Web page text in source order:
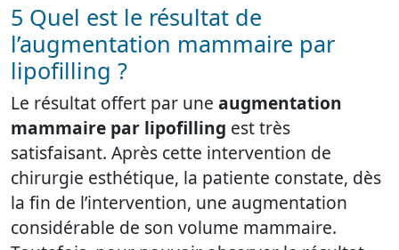
5 Quel est le résultat de
l’augmentation mammaire par
lipofilling ?
Le résultat offert par une augmentation
mammaire par lipofilling est très
satisfaisant. Après cette intervention de
chirurgie esthétique, la patiente constate, dès
la fin de l’intervention, une augmentation
considérable de son volume mammaire.